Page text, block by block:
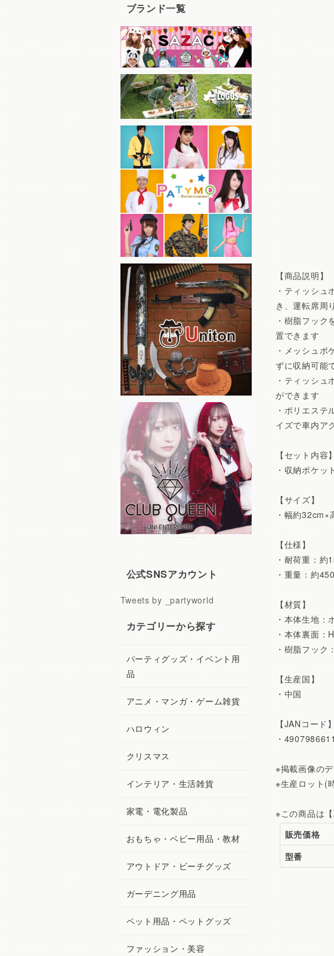
【商品説明】
・ティッシ
き、運転席周
・樹脂フッ
置できます
・メッシュ
ずに収納可能
・ティッシ
ができます
・ポリエス
イズで車内ア
【セット内容】
・収納ポケッ
【サイズ】
・幅約
【仕様】
・耐荷重：約
・重量：約
【材質】
・本体生地：
・本体裏面：
・樹脂フック
【生産国】
・中国
【JANコード】
・
※掲載画像の
※生産ロット(
※この商品は
販売価格
型番
ブランド一覧
公式SNSアカウント
Tweets by _partyworld
カテゴリーから探す
パーティグッズ・イベント用
品
アニメ・マンガ・ゲーム雑貨
ハロウィン
クリスマス
インテリア・生活雑貨
家電・電化製品
おもちゃ・ベビー用品・教材
アウトドア・ビーチグッズ
ガーデニング用品
ペット用品・ペットグッズ
ファッション・美容